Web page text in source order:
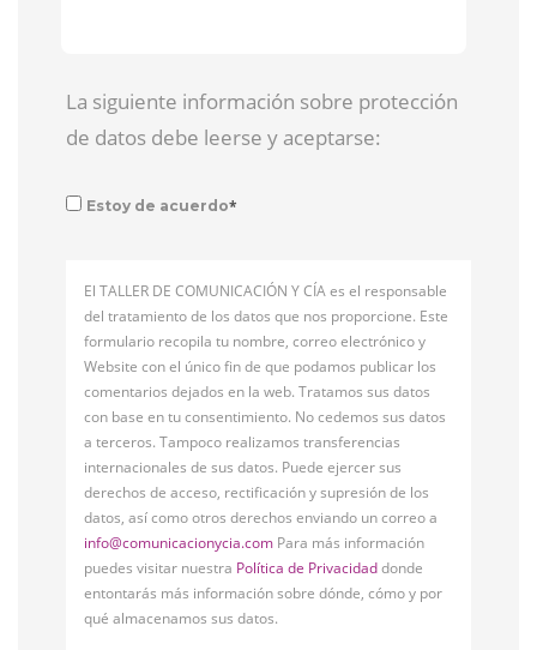
La siguiente información sobre protección
de datos debe leerse y aceptarse:
Estoy de acuerdo*
El TALLER DE COMUNICACIÓN Y CÍA es el responsable
del tratamiento de los datos que nos proporcione. Este
formulario recopila tu nombre, correo electrónico y
Website con el único fin de que podamos publicar los
comentarios dejados en la web. Tratamos sus datos
con base en tu consentimiento. No cedemos sus datos
a terceros. Tampoco realizamos transferencias
internacionales de sus datos. Puede ejercer sus
derechos de acceso, rectificación y supresión de los
datos, así como otros derechos enviando un correo a
info@comunicacionycia.com Para más información
puedes visitar nuestra Política de Privacidaddonde
entontarás más información sobre dónde, cómo y por
qué almacenamos sus datos.